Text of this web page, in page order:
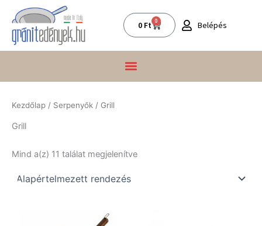
content
0 Ft 0
Kosár Belépés
Kezdőlap / Serpenyők / Grill
Grill
Mind a(z) 11 találat megjelenítve